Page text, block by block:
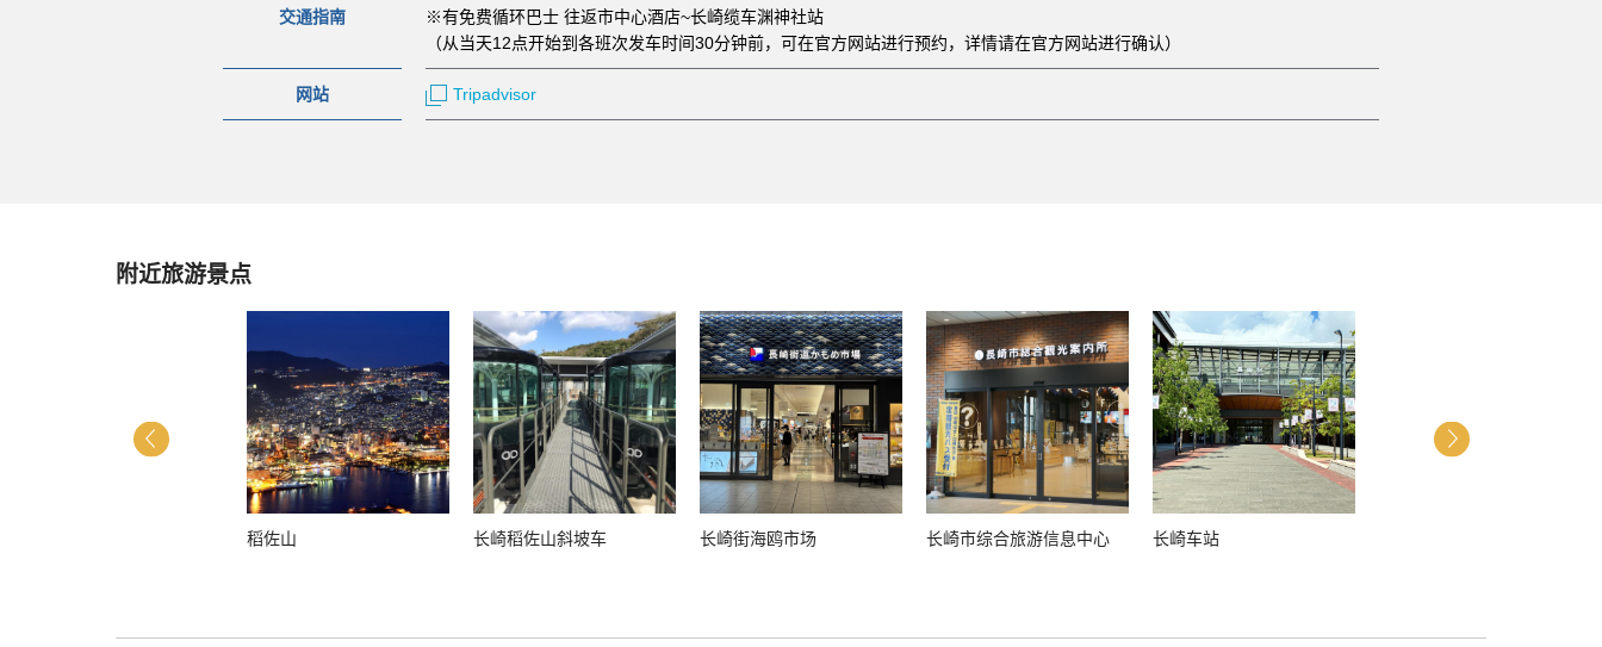
交通指南
※有免费循环巴士 往返市中心酒店~长崎缆车渊神社站
（从当天12点开始到各班次发车时间30分钟前，可在官方网站进行预约，详情请在官方网站进行确认）
网站 Tripadvisor
附近旅游景点
稻佐山 长崎稻佐山斜坡车 长崎街海鸥市场 长崎市综合旅游信息中心 长崎车站